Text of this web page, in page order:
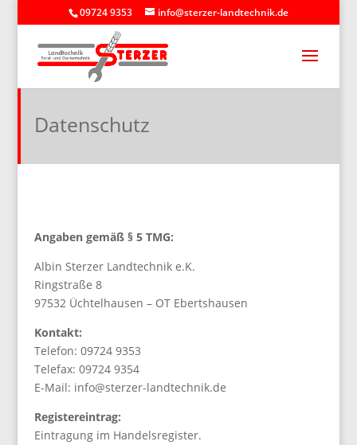
09724 9353 info@sterzer-landtechnik.de
Datenschutz
Angaben gemäß § 5 TMG:
Albin Sterzer Landtechnik e.K.
Ringstraße 8
97532 Üchtelhausen – OT Ebertshausen
Kontakt:
Telefon: 09724 9353
Telefax: 09724 9354
E-Mail: info@sterzer-landtechnik.de
Registereintrag:
Eintragung im Handelsregister.